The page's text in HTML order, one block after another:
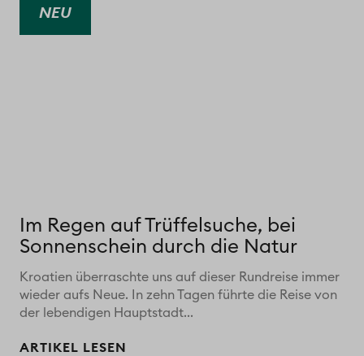
NEU
Im Regen auf Trüffelsuche, bei
Sonnenschein durch die Natur
Kroatien überraschte uns auf dieser Rundreise immer
wieder aufs Neue. In zehn Tagen führte die Reise von
der lebendigen Hauptstadt...
ARTIKEL LESEN